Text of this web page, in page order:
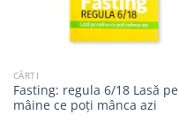
CĂRȚI
Fasting: regula 6/18 Lasă pe
mâine ce poți mânca azi